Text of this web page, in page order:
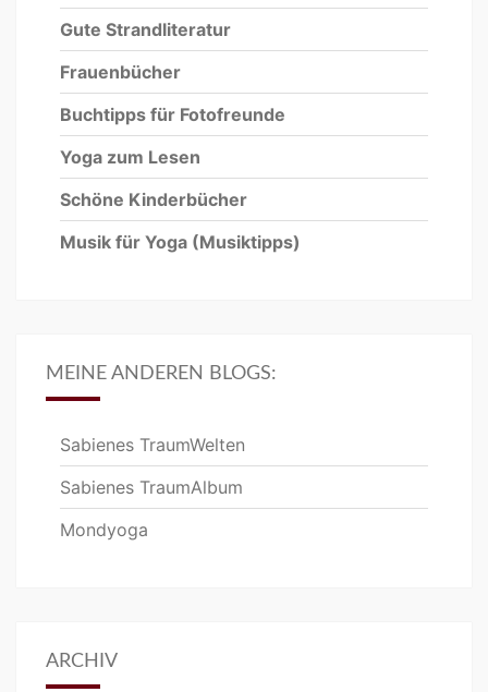
Gute Strandliteratur
Frauenbücher
Buchtipps für Fotofreunde
Yoga zum Lesen
Schöne Kinderbücher
Musik für Yoga (Musiktipps)
MEINE ANDEREN BLOGS:
Sabienes TraumWelten
Sabienes TraumAlbum
Mondyoga
ARCHIV